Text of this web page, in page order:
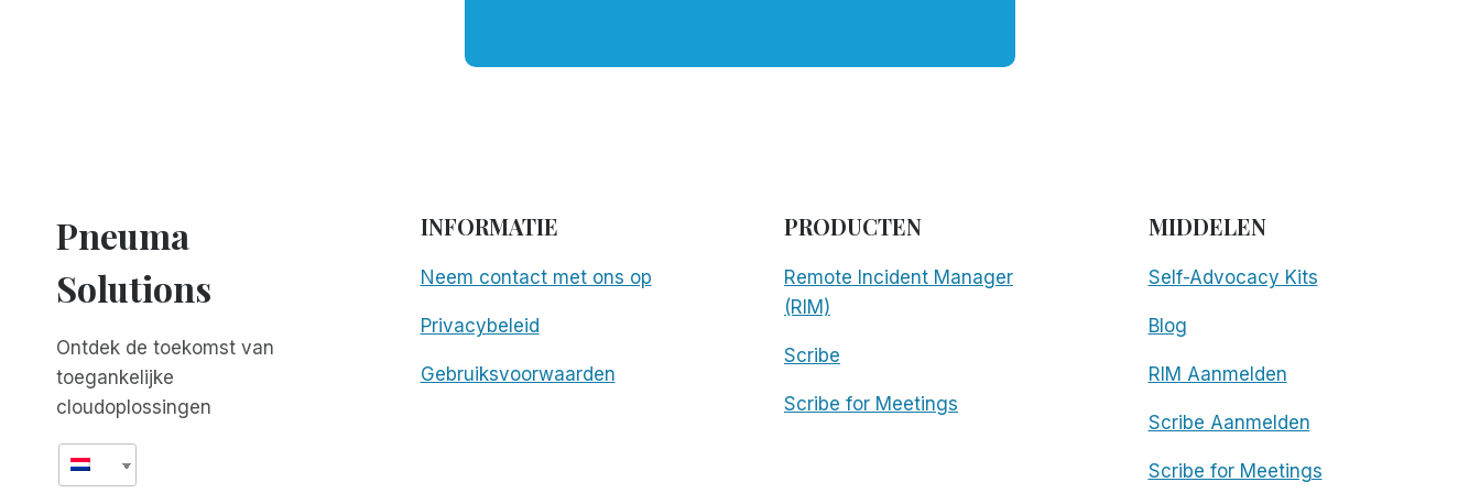
Pneuma
Solutions
Ontdek de toekomst van
toegankelijke
cloudoplossingen
INFORMATIE
Neem contact met ons op
Privacybeleid
Gebruiksvoorwaarden
PRODUCTEN
Remote Incident Manager
(RIM)
Scribe
Scribe for Meetings
MIDDELEN
Self-Advocacy Kits
Blog
RIM Aanmelden
Scribe Aanmelden
Scribe for Meetings